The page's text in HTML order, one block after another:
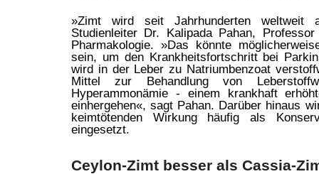
»Zimt wird seit Jahrhunderten weltweit
Studienleiter Dr. Kalipada Pahan,
Pharmakologie. »Das könnte
sein, um den Krankheitsfortschritt bei
wird in der Leber zu Natriumbenzoat
Mittel zur Behandlung von
Hyperammonämie - einem krankhaft
einhergehen«, sagt Pahan. Darüber hinaus
keimtötenden Wirkung häufig als
eingesetzt.
Ceylon-Zimt besser als Cassia-